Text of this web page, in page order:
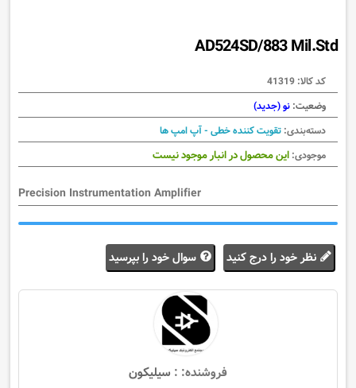
AD524SD/883 Mil.Std
کد کالا: 41319
وضعیت: نو (جدید)
دسته‌بندی: تقویت کننده خطی - آپ امپ ها
موجودی: این محصول در انبار موجود نیست
Precision Instrumentation Amplifier
نظر خود را درج کنید سوال خود را بپرسید
فروشنده: : سيليكون